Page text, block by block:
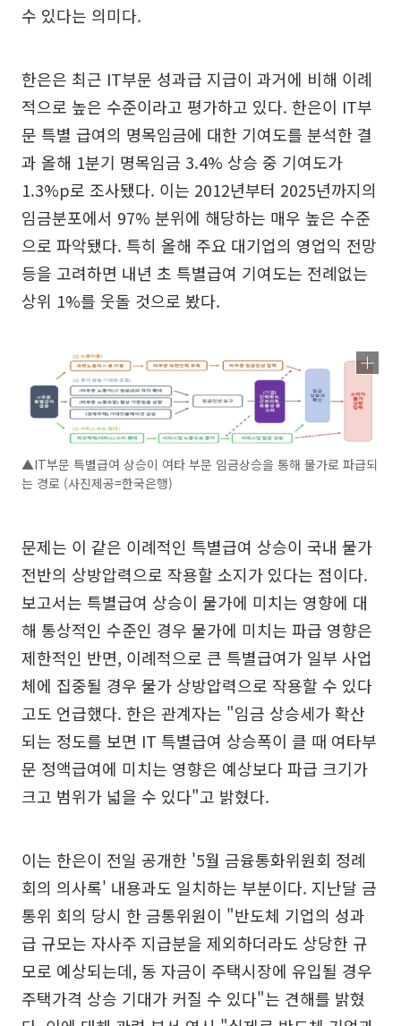
수 있다는 의미다.
한은은 최근 IT부문 성과급 지급이 과거에 비해 이례
적으로 높은 수준이라고 평가하고 있다. 한은이 IT부
문 특별 급여의 명목임금에 대한 기여도를 분석한 결
과 올해 1분기 명목임금 3.4% 상승 중 기여도가
1.3%p로 조사됐다. 이는 2012년부터 2025년까지의
임금분포에서 97% 분위에 해당하는 매우 높은 수준
으로 파악됐다. 특히 올해 주요 대기업의 영업익 전망
등을 고려하면 내년 초 특별급여 기여도는 전례없는
상위 1%를 웃돌 것으로 봤다.
▲IT부문 특별급여 상승이 여타 부문 임금상승을 통해 물가로 파급되
는 경로 (사진제공=한국은행)
문제는 이 같은 이례적인 특별급여 상승이 국내 물가
전반의 상방압력으로 작용할 소지가 있다는 점이다.
보고서는 특별급여 상승이 물가에 미치는 영향에 대
해 통상적인 수준인 경우 물가에 미치는 파급 영향은
제한적인 반면, 이례적으로 큰 특별급여가 일부 사업
체에 집중될 경우 물가 상방압력으로 작용할 수 있다
고도 언급했다. 한은 관계자는 "임금 상승세가 확산
되는 정도를 보면 IT 특별급여 상승폭이 클 때 여타부
문 정액급여에 미치는 영향은 예상보다 파급 크기가
크고 범위가 넓을 수 있다"고 밝혔다.
이는 한은이 전일 공개한 '5월 금융통화위원회 정례
회의 의사록' 내용과도 일치하는 부분이다. 지난달 금
통위 회의 당시 한 금통위원이 "반도체 기업의 성과
급 규모는 자사주 지급분을 제외하더라도 상당한 규
모로 예상되는데, 동 자금이 주택시장에 유입될 경우
주택가격 상승 기대가 커질 수 있다"는 견해를 밝혔